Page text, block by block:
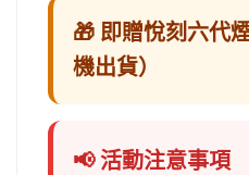
🎁 即贈悅刻六代
機出貨）
📢 活動注意事項